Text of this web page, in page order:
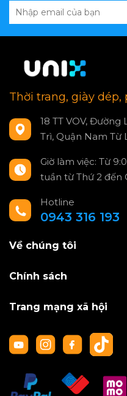
Thời trang, giày
18 TT VOV,
Trì, Quận Nam Từ
Giờ làm việc: Từ
tuần từ Thứ 2 đến
Hotline
0943 316 193
Về chúng tôi
Chính sách
Trang mạng xã hội